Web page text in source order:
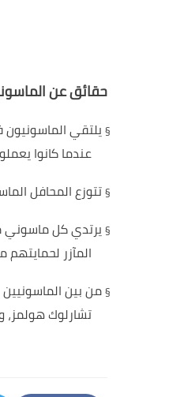
حقائق عن
§يلتقي
عندما كانوا
§تتوزع المحافل
§ يرتدي كل ماسوني
المآزر لحمايتهم
§من بين
تشارلوك هولمز،